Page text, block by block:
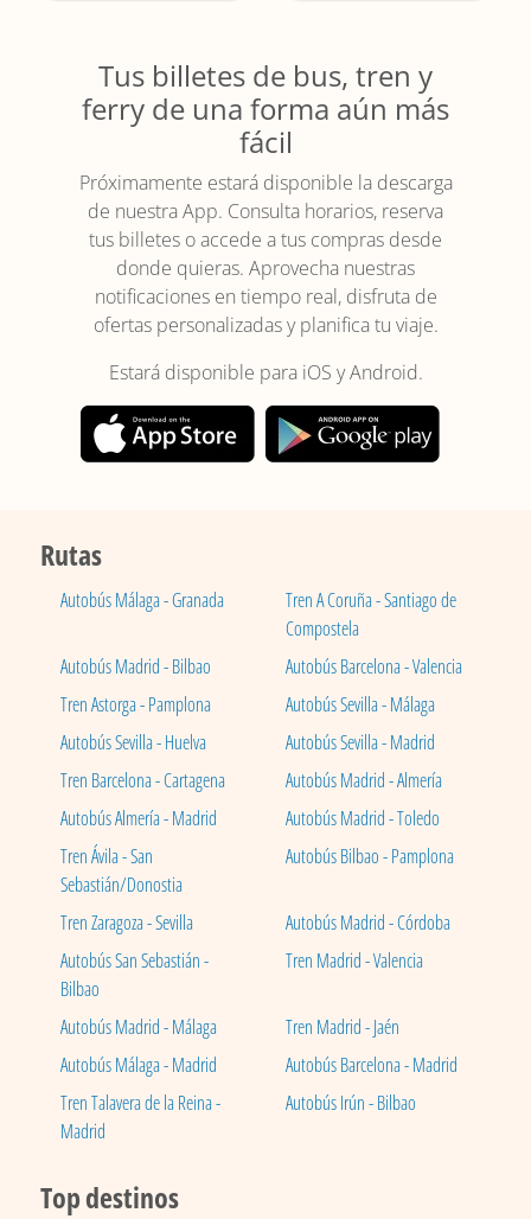
Tus billetes de bus, tren y
ferry de una forma aún más
fácil
Próximamente estará disponible la descarga
de nuestra App. Consulta horarios, reserva
tus billetes o accede a tus compras desde
donde quieras. Aprovecha nuestras
notificaciones en tiempo real, disfruta de
ofertas personalizadas y planifica tu viaje.
Estará disponible para iOS y Android.
Rutas
Autobús Málaga - Granada
Tren A Coruña - Santiago de
Compostela
Autobús Madrid - Bilbao
Autobús Barcelona - Valencia
Tren Astorga - Pamplona
Autobús Sevilla - Málaga
Autobús Sevilla - Huelva
Autobús Sevilla - Madrid
Tren Barcelona - Cartagena
Autobús Madrid - Almería
Autobús Almería - Madrid
Autobús Madrid - Toledo
Tren Ávila - San
Sebastián/Donostia
Autobús Bilbao - Pamplona
Tren Zaragoza - Sevilla
Autobús Madrid - Córdoba
Autobús San Sebastián -
Bilbao
Tren Madrid - Valencia
Autobús Madrid - Málaga
Tren Madrid - Jaén
Autobús Málaga - Madrid
Autobús Barcelona - Madrid
Tren Talavera de la Reina -
Madrid
Autobús Irún - Bilbao
Top destinos